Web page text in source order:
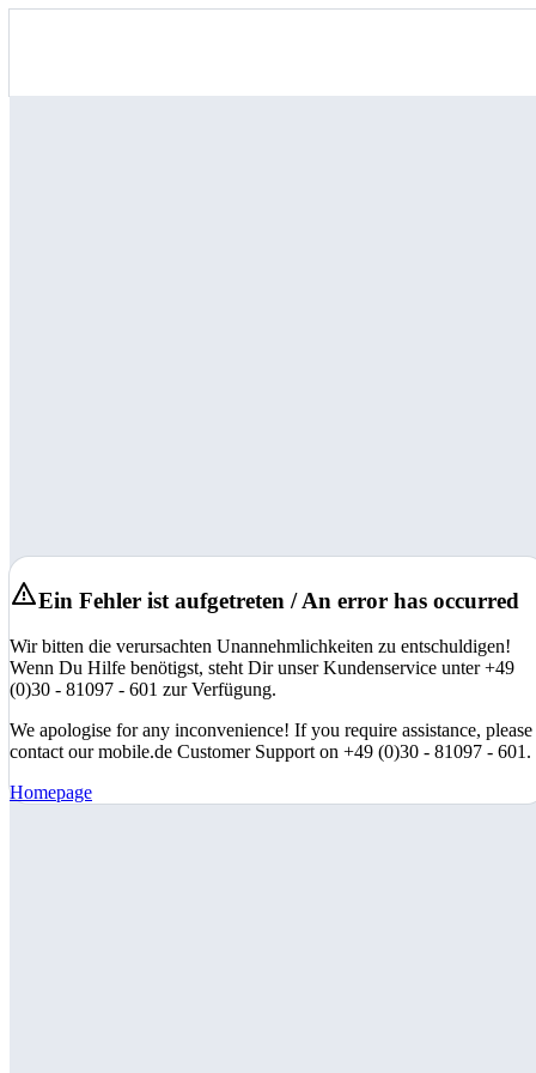
Ein Fehler ist aufgetreten / An error has occurred
Wir bitten die verursachten Unannehmlichkeiten zu entschuldigen!
Wenn Du Hilfe benötigst, steht Dir unser Kundenservice unter +49
(0)30 - 81097 - 601 zur Verfügung.
We apologise for any inconvenience! If you require assistance, please
contact our mobile.de Customer Support on +49 (0)30 - 81097 - 601.
Homepage